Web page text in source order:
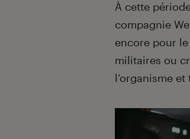
À cette
compagnie
encore pour
militaires ou
l’organisme